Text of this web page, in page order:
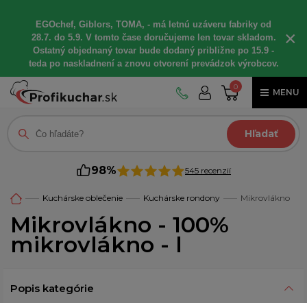
EGOchef, Giblors, TOMA, - má letnú uzáveru fabriky od
28.7. do 5.9. V tomto čase doručujeme len tovar skladom.
Ostatný objednaný tovar bude dodaný približne po 15.9 -
teda po naskladnení a znovu otvorení prevádzok výrobcov.
×
0
MENU
Hľadať
98% 545 recenzií
Kuchárske oblečenie Kuchárske rondony Mikrovlákno
Mikrovlákno - 100%
mikrovlákno - l
Popis kategórie